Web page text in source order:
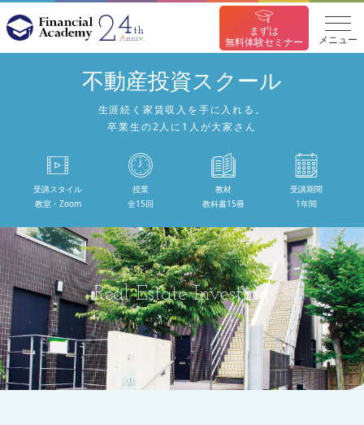
まずは
無料体験セミナー
メニュー
不動産投資スクール
生涯続く家賃収入を手に入れる。
卒業生の2人に1人が大家さん
受講スタイル
教室・Zoom
授業
全15回
教材
教科書15冊
受講期間
1年間